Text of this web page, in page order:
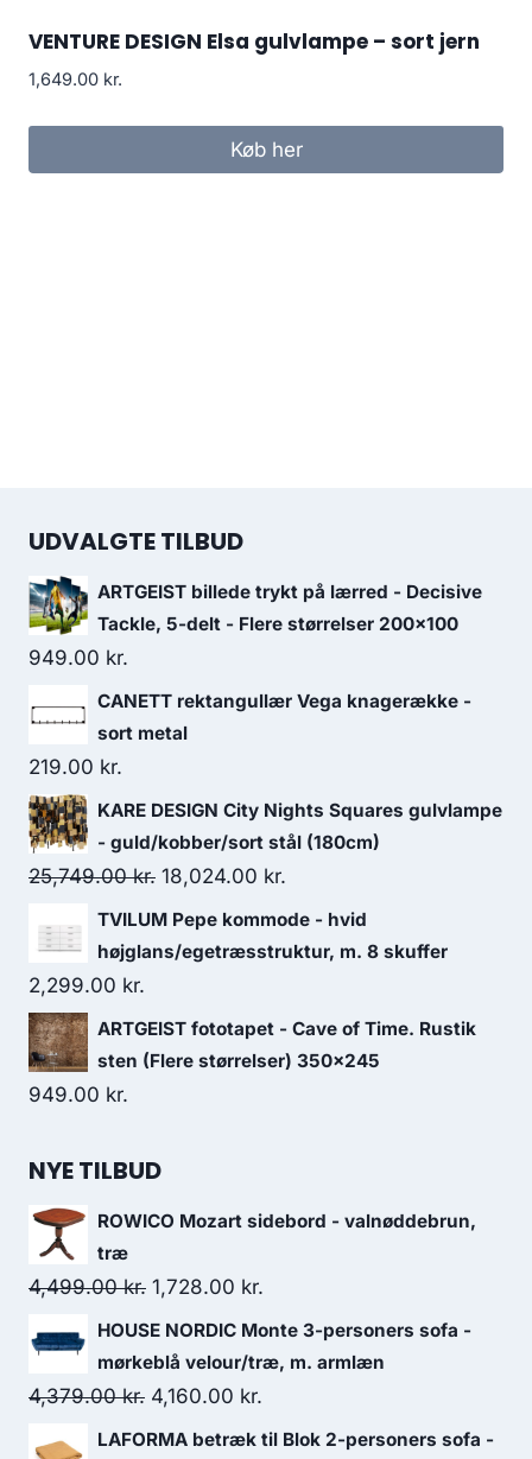
VENTURE DESIGN Elsa gulvlampe – sort jern
1,649.00 kr.
Køb her
UDVALGTE TILBUD
ARTGEIST billede trykt på lærred - Decisive
Tackle, 5-delt - Flere størrelser 200x100
949.00 kr.
CANETT rektangullær Vega knagerække -
sort metal
219.00 kr.
KARE DESIGN City Nights Squares gulvlampe
- guld/kobber/sort stål (180cm)
25,749.00kr. 18,024.00 kr.
TVILUM Pepe kommode - hvid
højglans/egetræsstruktur, m. 8 skuffer
2,299.00 kr.
ARTGEIST fototapet - Cave of Time. Rustik
sten (Flere størrelser) 350x245
949.00 kr.
NYE TILBUD
ROWICO Mozart sidebord - valnøddebrun,
træ
4,499.00kr. 1,728.00 kr.
HOUSE NORDIC Monte 3-personers sofa -
mørkeblå velour/træ, m. armlæn
4,379.00kr. 4,160.00 kr.
LAFORMA betræk til Blok 2-personers sofa -